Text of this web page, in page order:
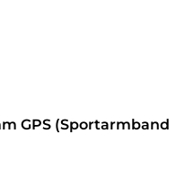
GPS (Sportarmband